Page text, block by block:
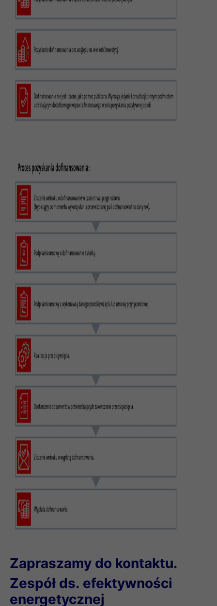
Zapraszamy do kontaktu.
Zespół ds. efektywności
energetycznej